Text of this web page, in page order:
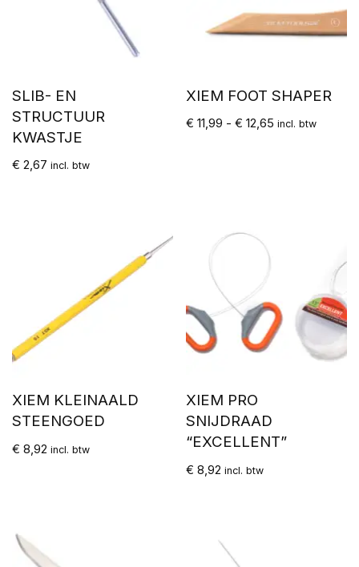
SLIB- EN
STRUCTUUR
KWASTJE
€ 2,67 incl. btw
XIEM FOOT SHAPER
€ 11,99 - € 12,65 incl. btw
XIEM KLEINAALD
STEENGOED
€ 8,92 incl. btw
XIEM PRO
SNIJDRAAD
“EXCELLENT”
€ 8,92 incl. btw